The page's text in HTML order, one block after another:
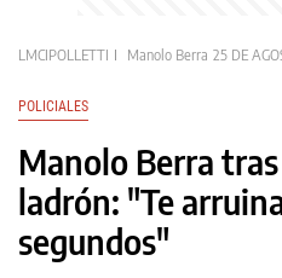
LMCIPOLLETTI Manolo Berra 25 DE
POLICIALES
Manolo Berra
ladrón: "Te
segundos"